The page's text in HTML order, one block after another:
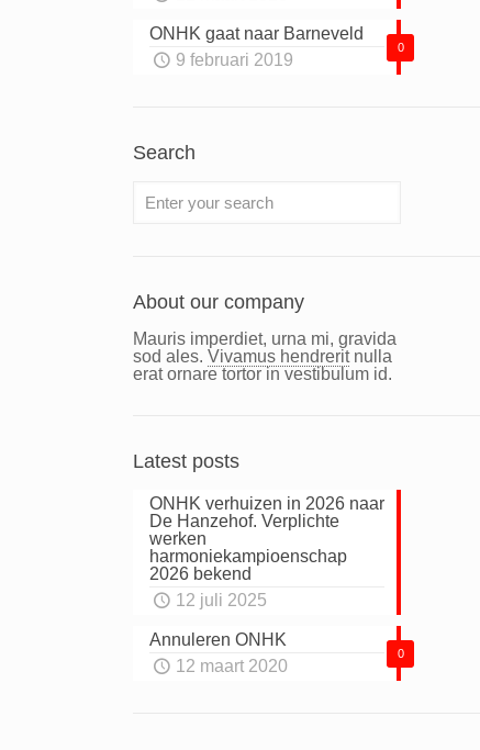
0
ONHK gaat naar Barneveld
9 februari 2019
Search
About our company
Mauris imperdiet, urna mi, gravida
sod ales. Vivamus hendreritnulla
erat ornare tortor in vestibulum id.
Latest posts
ONHK verhuizen in 2026 naar
De Hanzehof. Verplichte
werken
harmoniekampioenschap
2026 bekend
12 juli 2025
0
Annuleren ONHK
12 maart 2020